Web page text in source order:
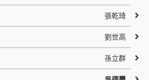
張乾琦
劉世高
孫立群